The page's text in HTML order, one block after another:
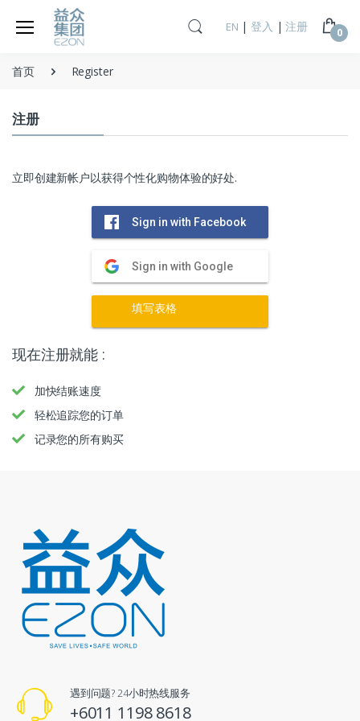
EN |登入 |注册 0
首页 Register
注册
立即创建新帐户以获得个性化购物体验的好处.
Sign in with Facebook
Sign in with Google
填写表格
现在注册就能 :
加快结账速度
轻松追踪您的订单
记录您的所有购买
遇到问题? 24小时热线服务
+6011 1198 8618